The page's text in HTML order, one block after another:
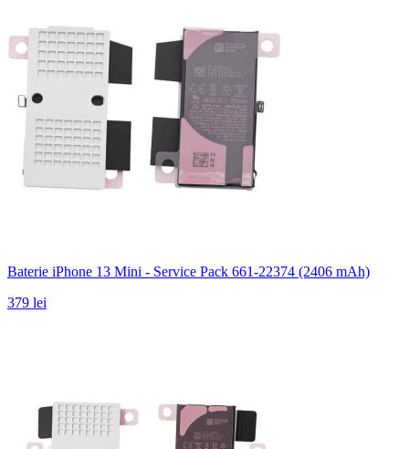
Baterie iPhone 13 Mini - Service Pack 661-22374 (2406 mAh)
379 lei